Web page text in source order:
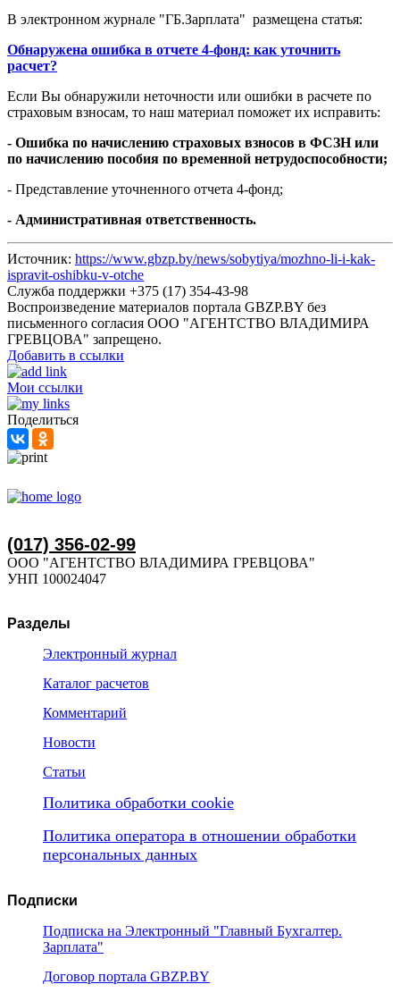
В электронном журнале "ГБ.Зарплата" размещена статья:
Обнаружена ошибка в отчете 4-фонд: как уточнить
расчет?
Если Вы обнаружили неточности или ошибки в расчете по
страховым взносам, то наш материал поможет их исправить:
- Ошибка по начислению страховых взносов в ФСЗН или
по начислению пособия по временной нетрудоспособности;
- Представление уточненного отчета 4-фонд;
- Административная ответственность.
Источник: https://www.gbzp.by/news/sobytiya/mozhno-li-i-kak-
ispravit-oshibku-v-otche
Служба поддержки +375 (17) 354-43-98
Воспроизведение материалов портала GBZP.BY без
письменного согласия OOO "АГЕНТСТВО ВЛАДИМИРА
ГРЕВЦОВА" запрещено.
Добавить в ссылки
Мои ссылки
Поделиться
(017) 356-02-99
ООО "АГЕНТСТВО ВЛАДИМИРА ГРЕВЦОВА"
УНП 100024047
Разделы
Электронный журнал
Каталог расчетов
Комментарий
Новости
Статьи
Политика обработки cookie
Политика оператора в отношении обработки
персональных данных
Подписки
Подписка на Электронный "Главный Бухгалтер.
Зарплата"
Договор портала GBZP.BY